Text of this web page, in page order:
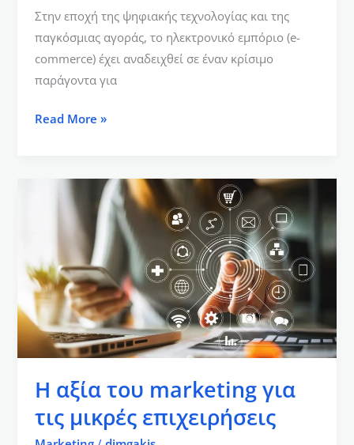
Στην εποχή της ψηφιακής τεχνολογίας και της
παγκόσμιας αγοράς, το ηλεκτρονικό εμπόριο (e-
commerce) έχει αναδειχθεί σε έναν κρίσιμο
παράγοντα για
Read More »
Η αξία του marketing για
τις μικρές επιχειρήσεις
marketing
για
τις
μικρές
επιχειρήσεις